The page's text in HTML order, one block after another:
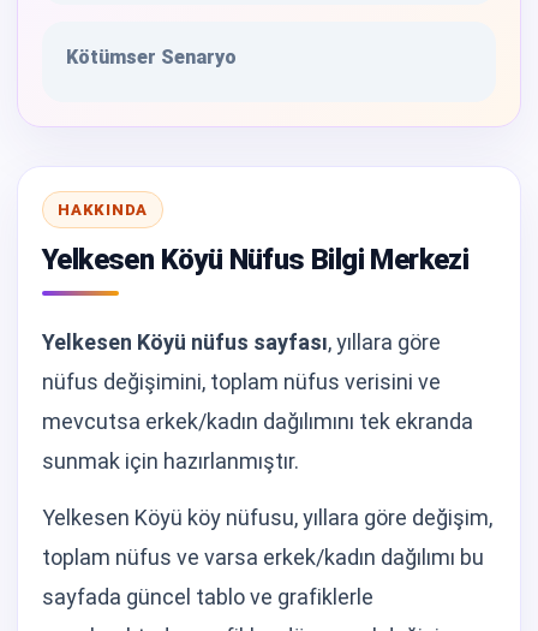
Kötümser Senaryo
HAKKINDA
Yelkesen Köyü Nüfus Bilgi Merkezi
Yelkesen Köyü nüfus sayfası, yıllara göre
nüfus değişimini, toplam nüfus verisini ve
mevcutsa erkek/kadın dağılımını tek ekranda
sunmak için hazırlanmıştır.
Yelkesen Köyü köy nüfusu, yıllara göre değişim,
toplam nüfus ve varsa erkek/kadın dağılımı bu
sayfada güncel tablo ve grafiklerle